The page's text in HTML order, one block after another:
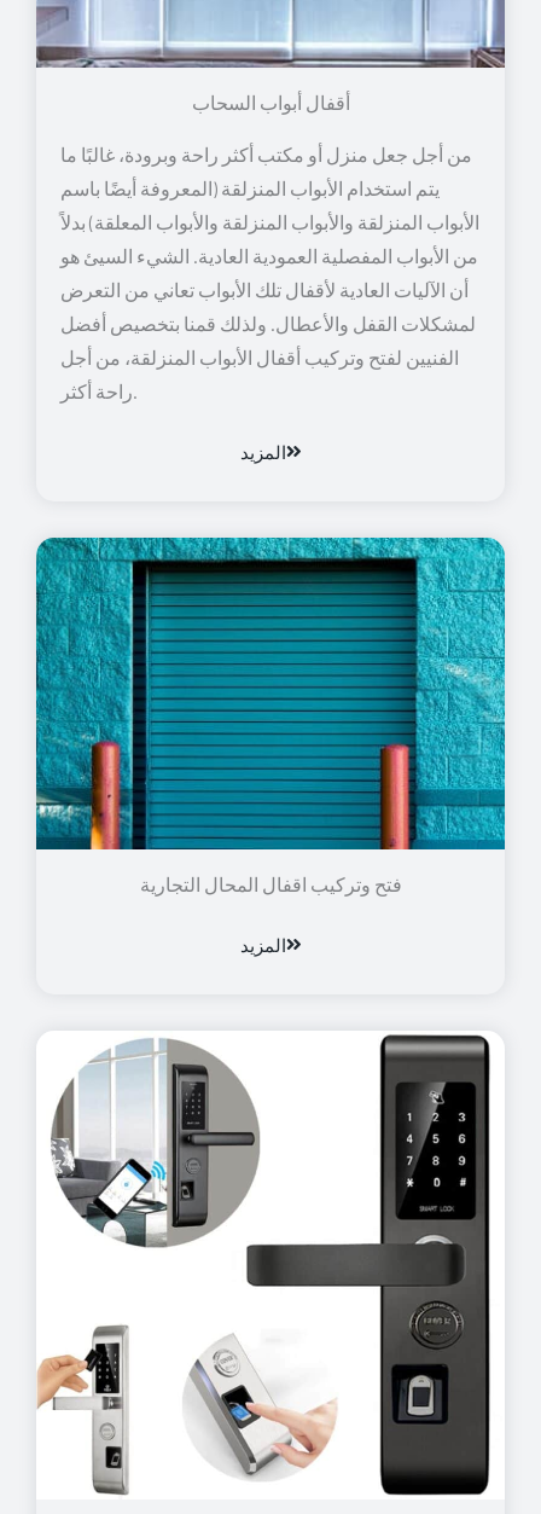
أقفال أبواب السحاب
من أجل جعل منزل أو مكتب أكثر راحة وبرودة، غالبًا ما
يتم استخدام الأبواب المنزلقة (المعروفة أيضًا باسم
الأبواب المنزلقة والأبواب المنزلقة والأبواب المعلقة) بدلاً
من الأبواب المفصلية العمودية العادية. الشيء السيئ هو
أن الآليات العادية لأقفال تلك الأبواب تعاني من التعرض
لمشكلات القفل والأعطال. ولذلك قمنا بتخصيص أفضل
الفنيين لفتح وتركيب أقفال الأبواب المنزلقة، من أجل
راحة أكثر.
المزيد
فتح وتركيب اقفال المحال التجارية
المزيد